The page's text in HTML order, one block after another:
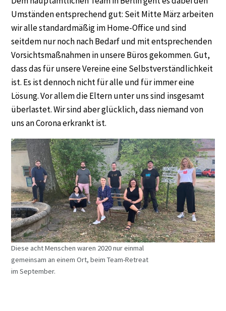
Umständen entsprechend gut: Seit Mitte März arbeiten
wir alle standardmäßig im Home-Office und sind
seitdem nur noch nach Bedarf und mit entsprechenden
Vorsichtsmaßnahmen in unsere Büros gekommen. Gut,
dass das für unsere Vereine eine Selbstverständlichkeit
ist. Es ist dennoch nicht für alle und für immer eine
Lösung. Vor allem die Eltern unter uns sind insgesamt
überlastet. Wir sind aber glücklich, dass niemand von
uns an Corona erkrankt ist.
Diese acht Menschen waren 2020 nur einmal
gemeinsam an einem Ort, beim Team-Retreat
im September.